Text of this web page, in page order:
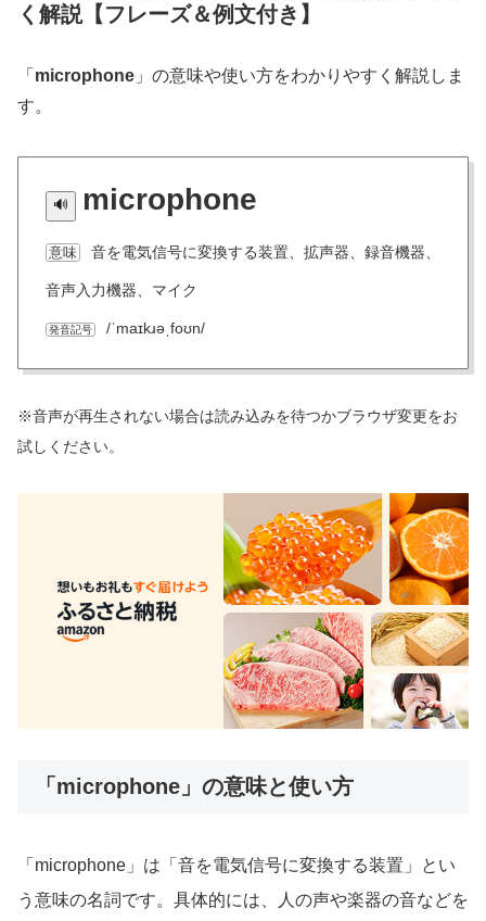
く解説【フレーズ＆例文付き】
「 microphone 」の意味や使い方をわかりやすく解説しま
す。
microphone
意味 音を電気信号に変換する装置、拡声器、録音機器、
音声入力機器、マイク
発音記号 /ˈmaɪkɹəˌfoʊn/
※音声が再生されない場合は読み込みを待つかブラウザ変更をお
試しください。
「microphone」の意味と使い方
「microphone」は「音を電気信号に変換する装置」とい
う意味の名詞です。具体的には、人の声や楽器の音などを